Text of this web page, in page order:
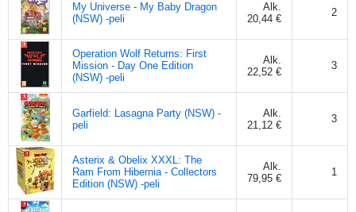
My Universe - My Baby Dragon
(NSW) -peli
Alk.
20,44 €
2
Operation Wolf Returns: First
Mission - Day One Edition
(NSW) -peli
Alk.
22,52 €
3
Garfield: Lasagna Party (NSW) -
peli
Alk.
21,12 €
3
Asterix & Obelix XXXL: The
Ram From Hibernia - Collectors
Edition (NSW) -peli
Alk.
79,95 €
1